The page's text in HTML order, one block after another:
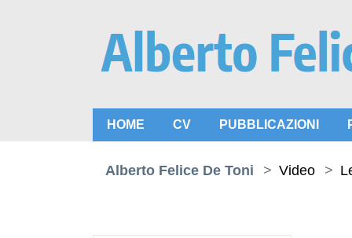
HOME CV PUBBLICAZIONI
Alberto Felice De Toni
Video